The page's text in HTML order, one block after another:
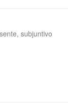
subjuntivo